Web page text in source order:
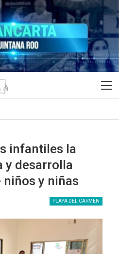
infantiles la
y desarrolla
y niñas
PLAYA DEL CARMEN